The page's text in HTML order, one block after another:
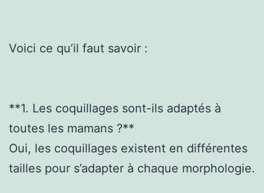
Voici ce qu’il faut savoir :
**1. Les coquillages sont-ils adaptés à
toutes les mamans ?**
Oui, les coquillages existent en différentes
tailles pour s’adapter à chaque morphologie.